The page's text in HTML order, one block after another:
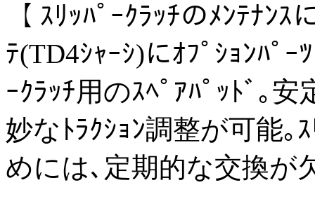
【 ｽﾘｯﾊﾟｰｸﾗｯﾁのﾒﾝﾃﾅﾝ
ﾃ(TD4ｼｬｰｼ)にｵﾌﾟｼｮﾝﾊﾟ
ｰｸﾗｯﾁ用のｽﾍﾟｱﾊﾟｯﾄﾞ｡
妙なﾄﾗｸｼｮﾝ調整が可能｡
めには､定期的な交換が